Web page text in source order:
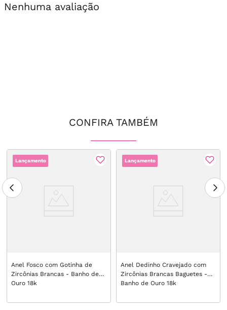
Nenhuma avaliação
CONFIRA TAMBÉM
Lançamento
Anel Fosco com Gotinha de
Zircônias Brancas - Banho de
Ouro 18k
Lançamento
Anel Dedinho Cravejado com
Zircônias Brancas Baguetes -
Banho de Ouro 18k